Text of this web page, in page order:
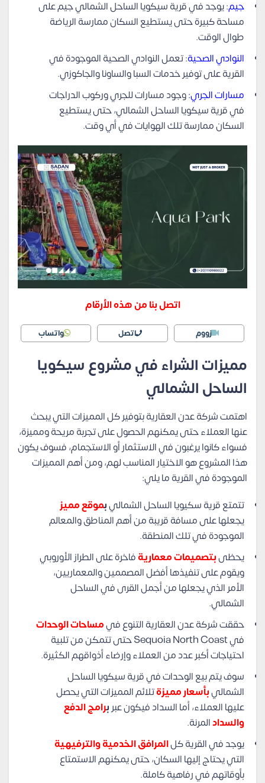
جيم: يوجد في قرية سيكويا الساحل الشمالي جيم على
مساحة كبيرة حتى يستطيع السكان ممارسة الرياضة
طوال الوقت.
النوادي الصحية: تعمل النوادي الصحية الموجودة في
القرية على توفير خدمات السبا والساونا والجاكوزي.
مسارات الجري:وجود مسارات للجري وركوب الدراجات
في قرية سيكويا الساحل الشمالي، حتى يستطيع
السكان ممارسة تلك الهوايات في أي وقت.
اتصل بنا من هذه الأرقام
زووم اتصل واتساب
مميزات الشراء في مشروع سيكويا
الساحل الشمالي
اهتمت شركة عدن العقارية بتوفير كل المميزات التي يبحث
عنها العملاء حتى يمكنهم الحصول على تجربة مريحة ومميزة،
فسواء كانوا يرغبون في الاستثمار أو الاستجمام، فسوف يكون
هذا المشروع هو الاختيار المناسب لهم، ومن أهم المميزات
الموجودة في القرية ما يلي:
تتمتع قرية سكيويا الساحل الشماليبموقع مميز
يجعلها على مسافة قريبة من أهم المناطق والمعالم
الموجودة في تلك المنطقة.
يحظىبتصميمات معماريةفاخرة على الطراز الأوروبي
ويقوم على تنفيذها أفضل المصممين والمعماريين،
الأمر الذي يجعلها من أجمل القرى في الساحل
الشمالي.
حققت شركة عدن العقارية التنوع فيمساحات الوحدات
في Sequoia North Coast حتى تتمكن من تلبية
احتياجات أكبر عدد من العملاء وإرضاء أذواقهم الكثيرة.
سوف يتم بيع الوحدات في قرية سيكويا الساحل
الشماليبأسعار مميزةتلائم المميزات التي يحصل
عليها العملاء، أما السداد فيكون عبربرامج الدفع
والسدادالمرنة.
يوجد في القرية كلالمرافق الخدمية والترفيهية
التي يحتاج إليها السكان، حتى يمكنهم الاستمتاع
بأوقاتهم في رفاهية كاملة.